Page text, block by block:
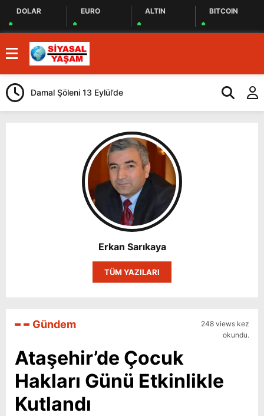
DOLAR EURO ALTIN BITCOIN
Damal Şöleni 13 Eylül’de
Kars
Erkan Sarıkaya
TÜM YAZILARI
Gündem
248 views kez
okundu.
Ataşehir’de Çocuk
Hakları Günü Etkinlikle
Kutlandı